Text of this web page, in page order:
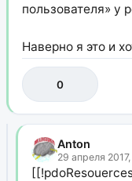
пользователя» у
Наверно я это и
0
Anton
29 апреля